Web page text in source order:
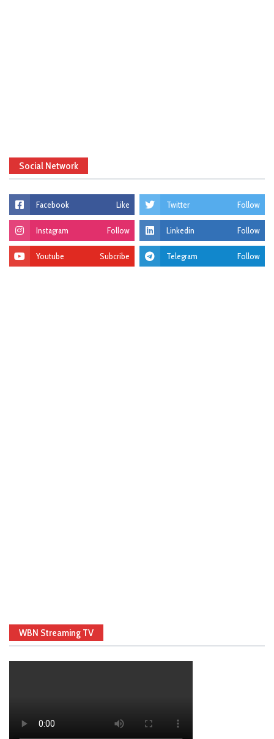
Social Network
Facebook Like Twitter Follow
Instagram Follow Linkedin Follow
Youtube Subcribe Telegram Follow
WBN Streaming TV